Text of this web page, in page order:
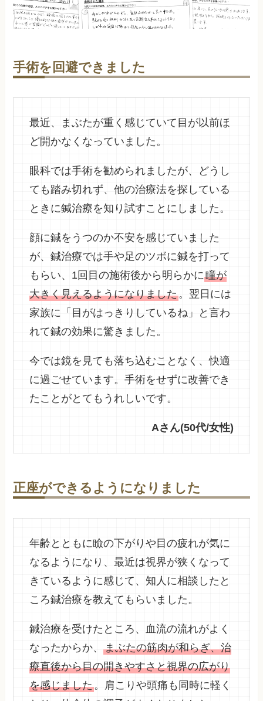
手術を回避できました
最近、まぶたが重く感じていて目が以前ほ
ど開かなくなっていました。
眼科では手術を勧められましたが、どうし
ても踏み切れず、他の治療法を探している
ときに鍼治療を知り試すことにしました。
顔に鍼をうつのか不安を感じていました
が、鍼治療では手や足のツボに鍼を打って
もらい、1回目の施術後から明らかに瞳が
大きく見えるようになりました。翌日には
家族に「目がはっきりしているね」と言わ
れて鍼の効果に驚きました。
今では鏡を見ても落ち込むことなく、快適
に過ごせています。手術をせずに改善でき
たことがとてもうれしいです。
Aさん(50代/女性)
正座ができるようになりました
年齢とともに瞼の下がりや目の疲れが気に
なるようになり、最近は視界が狭くなって
きているように感じて、知人に相談したと
ころ鍼治療を教えてもらいました。
鍼治療を受けたところ、血流の流れがよく
なったからか、まぶたの筋肉が和らぎ、治
療直後から目の開きやすさと視界の広がり
を感じました。肩こりや頭痛も同時に軽く